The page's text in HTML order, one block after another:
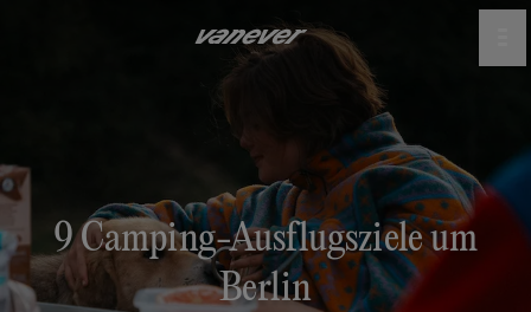
9 Camping-Ausflugsziele um
Berlin